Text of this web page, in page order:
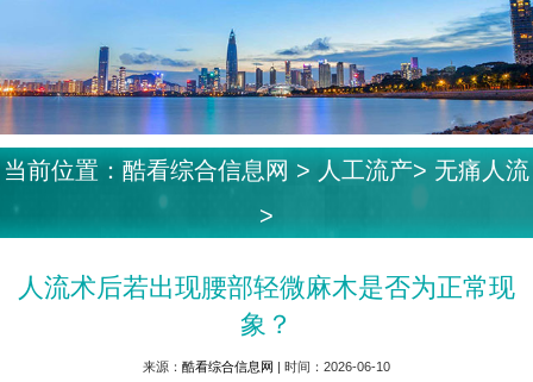
当前位置： 酷看综合信息网 > 人工流产> 无痛人流
>
人流术后若出现腰部轻微麻木是否为正常现
象？
来源： 酷看综合信息网 | 时间：2026-06-10